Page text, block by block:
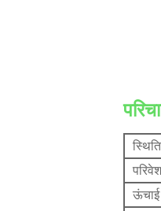
स्थिति
ऊंचाई